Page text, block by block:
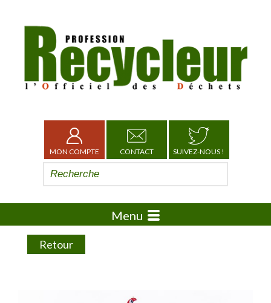
MON COMPTE CONTACT SUIVEZ-NOUS !
Menu
Retour